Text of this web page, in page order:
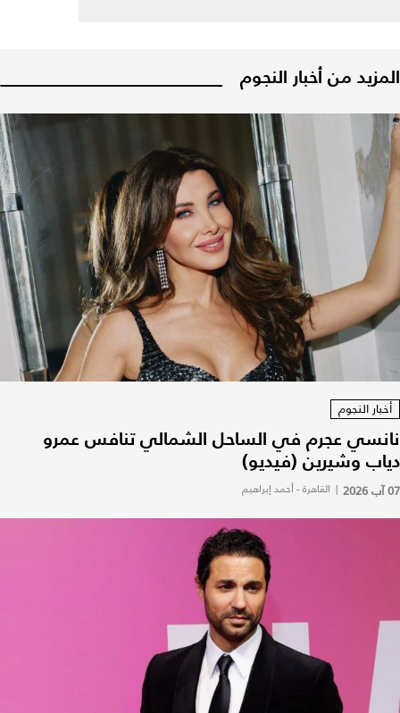
المزيد من أخبار النجوم
أخبار النجوم
نانسي عجرم في الساحل الشمالي تنافس عمرو
دياب وشيرين (فيديو)
07 آب 2026 | القاهرة - أحمد إبراهيم